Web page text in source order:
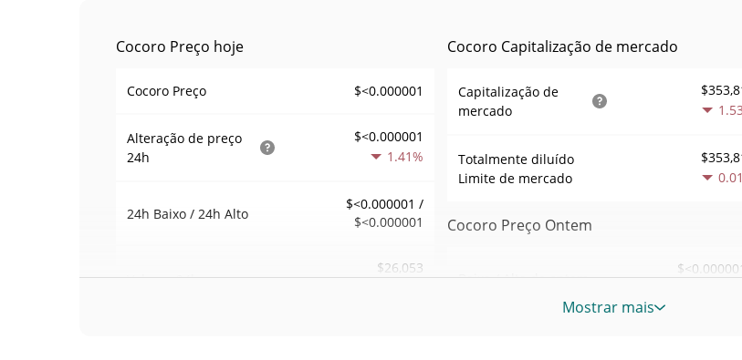
Cocoro Preço hoje
Cocoro Preço $<0.000001
Alteração de preço
24h
$<0.000001
1.41%
24h Baixo / 24h Alto
$<0.000001 /
$<0.000001
Volume24h
$26,053
Cocoro Capitalização de mercado
Capitalização de
mercado
Totalmente diluído
Limite de mercado
Cocoro Preço Ontem
Baixa / Alta de ontem
Mostrar mais